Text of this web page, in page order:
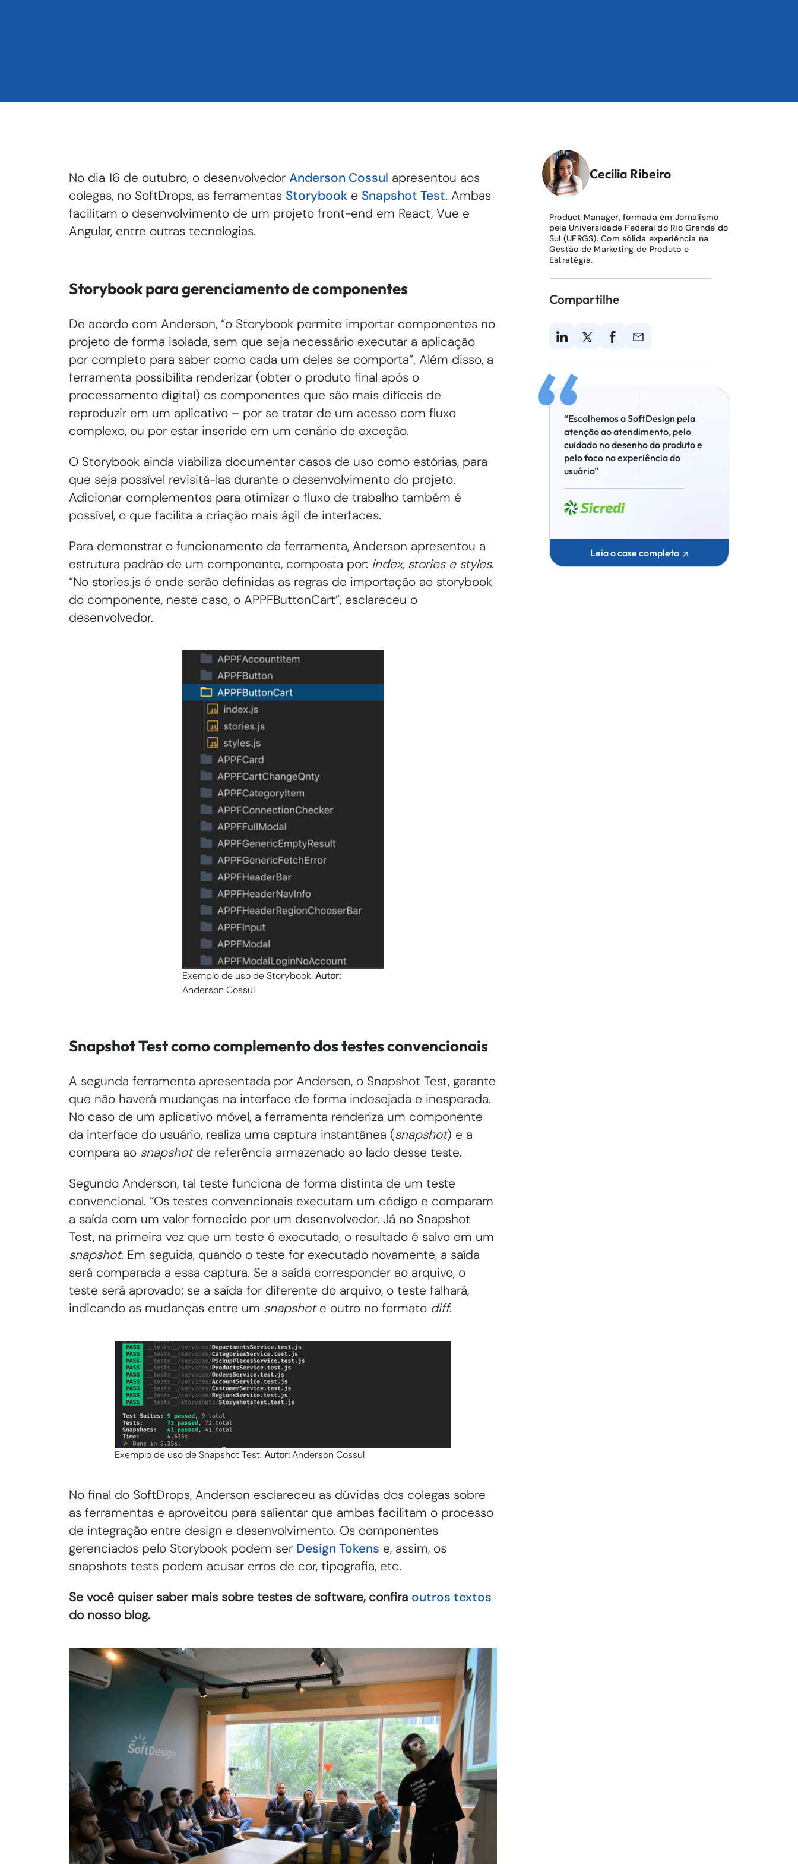
No dia 16 de outubro, o desenvolvedor Anderson Cossul apresentou aos
colegas, no SoftDrops, as ferramentas Storybook e Snapshot Test. Ambas
facilitam o desenvolvimento de um projeto front-end em React, Vue e
Angular, entre outras tecnologias.
Storybook para gerenciamento de componentes
De acordo com Anderson, “o Storybook permite importar componentes no
projeto de forma isolada, sem que seja necessário executar a aplicação
por completo para saber como cada um deles se comporta”. Além disso, a
ferramenta possibilita renderizar (obter o produto final após o
processamento digital) os componentes que são mais difíceis de
reproduzir em um aplicativo – por se tratar de um acesso com fluxo
complexo, ou por estar inserido em um cenário de exceção.
O Storybook ainda viabiliza documentar casos de uso como estórias, para
que seja possível revisitá-las durante o desenvolvimento do projeto.
Adicionar complementos para otimizar o fluxo de trabalho também é
possível, o que facilita a criação mais ágil de interfaces.
Para demonstrar o funcionamento da ferramenta, Anderson apresentou a
estrutura padrão de um componente, composta por: index, stories e styles.
“No stories.js é onde serão definidas as regras de importação ao storybook
do componente, neste caso, o APPFButtonCart”, esclareceu o
desenvolvedor.
Exemplo de uso de Storybook.Autor:
Anderson Cossul
Snapshot Test como complemento dos testes convencionais
A segunda ferramenta apresentada por Anderson, o Snapshot Test, garante
que não haverá mudanças na interface de forma indesejada e inesperada.
No caso de um aplicativo móvel, a ferramenta renderiza um componente
da interface do usuário, realiza uma captura instantânea (snapshot) e a
compara ao snapshotde referência armazenado ao lado desse teste.
Segundo Anderson, tal teste funciona de forma distinta de um teste
convencional. “Os testes convencionais executam um código e comparam
a saída com um valor fornecido por um desenvolvedor. Já no Snapshot
Test, na primeira vez que um teste é executado, o resultado é salvo em um
snapshot. Em seguida, quando o teste for executado novamente, a saída
será comparada a essa captura. Se a saída corresponder ao arquivo, o
teste será aprovado; se a saída for diferente do arquivo, o teste falhará,
indicando as mudanças entre um snapshote outro no formato diff.
Exemplo de uso de Snapshot Test.Autor:Anderson Cossul
No final do SoftDrops, Anderson esclareceu as dúvidas dos colegas sobre
as ferramentas e aproveitou para salientar que ambas facilitam o processo
de integração entre design e desenvolvimento. Os componentes
gerenciados pelo Storybook podem ser Design Tokens e, assim, os
snapshots tests podem acusar erros de cor, tipografia, etc.
Se você quiser saber mais sobre testes de software, confira outros textos
do nosso blog.
Cecilia Ribeiro
Product Manager, formada em Jornalismo
pela Universidade Federal do Rio Grande do
Sul (UFRGS). Com sólida experiência na
Gestão de Marketing de Produto e
Estratégia.
Compartilhe
“Escolhemos a SoftDesign pela
atenção ao atendimento, pelo
cuidado no desenho do produto e
pelo foco na experiência do
usuário”
Leia o case completo